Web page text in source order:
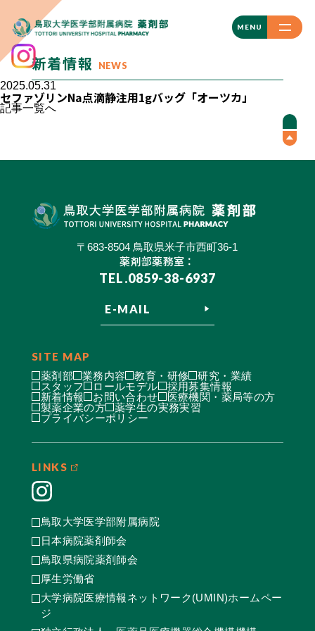
MENU
CLOSE
新着情報 NEWS
2025.05.31
セファゾリンNa点滴静注用1gバッグ「オーツカ」
記事一覧へ
〒683-8504 鳥取県米子市西町36-1
薬剤部薬務室：
TEL.0859-38-6937
E-MAIL
SITE MAP
薬剤部 業務内容 教育・研修
研究・業績
スタッフ
ロールモデル
採用募集情報
新着情報
お問い合わせ
医療機関・薬局等の方
製薬企業の方
薬学生の実務実習
プライバシーポリシー
LINKS
鳥取大学医学部附属病院
日本病院薬剤師会
鳥取県病院薬剤師会
厚生労働省
大学病院医療情報ネットワーク(UMIN)ホームペー
ジ